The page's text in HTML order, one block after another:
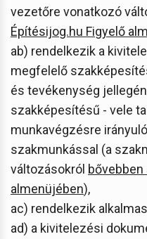
vezetőre vonatkozó
Építésijog.hu Figyelő
ab) rendelkezik a
megfelelő
és tevékenység
szakképesítésű - vele
munkavégzésre
szakmunkással (a
változásokról bővebben
almenüjében),
ac) rendelkezik
ad) a kivitelezési